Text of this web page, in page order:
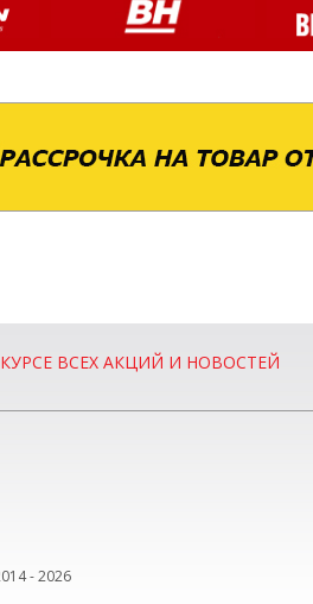
ВСЕХ АКЦИЙ И НОВОСТЕЙ
-2026